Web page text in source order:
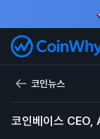
코인뉴스
코인베이스 CEO,